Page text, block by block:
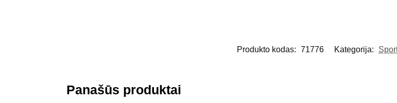
Produkto kodas: 71776 Kategorija:
Panašūs produktai